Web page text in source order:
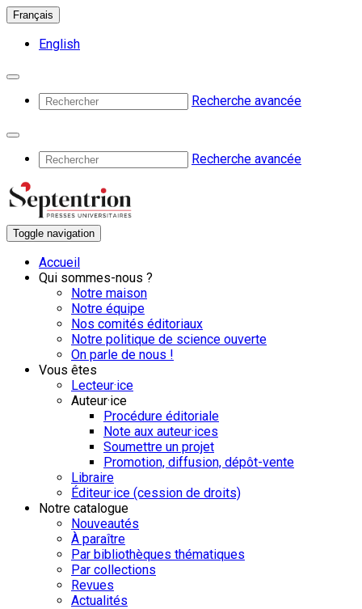
Français
English
Recherche avancée
Recherche avancée
Toggle navigation
Accueil
Qui sommes-nous ?
Notre maison
Notre équipe
Nos comités éditoriaux
Notre politique de science ouverte
On parle de nous !
Vous êtes
Lecteur·ice
Auteur·ice
Procédure éditoriale
Note aux auteur·ices
Soumettre un projet
Promotion, diffusion, dépôt-vente
Libraire
Éditeur·ice (cession de droits)
Notre catalogue
Nouveautés
À paraître
Par bibliothèques thématiques
Par collections
Revues
Actualités